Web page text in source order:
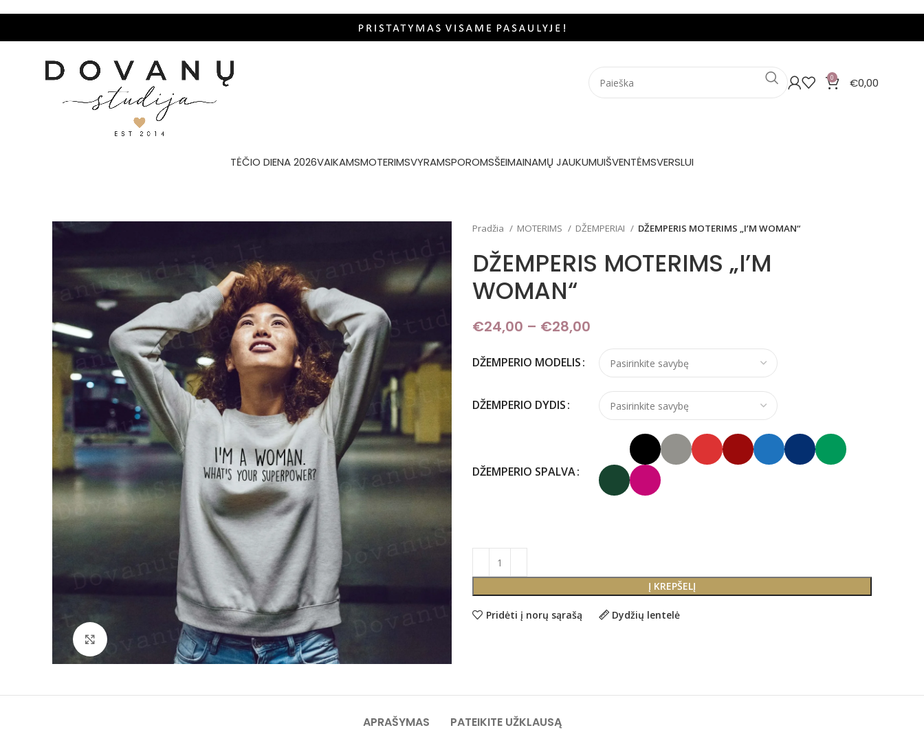
0 €0,00
TĖČIO DIENA 2026VAIKAMSMOTERIMSVYRAMSPOROMSŠEIMAINAMŲ JAUKUMUIŠVENTĖMSVERSLUI
Pradžia MOTERIMS DŽEMPERIAI DŽEMPERIS MOTERIMS „I’M WOMAN“
DŽEMPERIS MOTERIMS „I’M
WOMAN“
€24,00 – €28,00
DŽEMPERIO MODELIS
DŽEMPERIO DYDIS
DŽEMPERIO SPALVA
Į KREPŠELĮ
Pridėti į norų sąrašą Dydžių lentelė
APRAŠYMAS PATEIKITE UŽKLAUSĄ